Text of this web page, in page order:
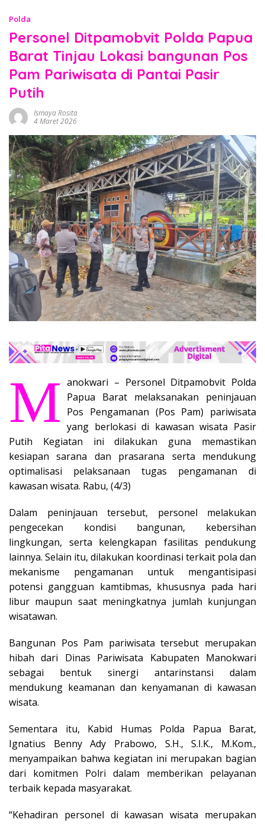
Polda
Personel Ditpamobvit Polda Papua
Barat Tinjau Lokasi bangunan Pos
Pam Pariwisata di Pantai Pasir
Putih
Ismaya Rosita
4 Maret 2026
M anokwari – Personel Ditpamobvit Polda
Papua Barat melaksanakan peninjauan
Pos Pengamanan (Pos Pam) pariwisata
yang berlokasi di kawasan wisata Pasir
Putih Kegiatan ini dilakukan guna memastikan
kesiapan sarana dan prasarana serta mendukung
optimalisasi pelaksanaan tugas pengamanan di
kawasan wisata. Rabu, (4/3)
Dalam peninjauan tersebut, personel melakukan
pengecekan kondisi bangunan, kebersihan
lingkungan, serta kelengkapan fasilitas pendukung
lainnya. Selain itu, dilakukan koordinasi terkait pola dan
mekanisme pengamanan untuk mengantisipasi
potensi gangguan kamtibmas, khususnya pada hari
libur maupun saat meningkatnya jumlah kunjungan
wisatawan.
Bangunan Pos Pam pariwisata tersebut merupakan
hibah dari Dinas Pariwisata Kabupaten Manokwari
sebagai bentuk sinergi antarinstansi dalam
mendukung keamanan dan kenyamanan di kawasan
wisata.
Sementara itu, Kabid Humas Polda Papua Barat,
Ignatius Benny Ady Prabowo, S.H., S.I.K., M.Kom.,
menyampaikan bahwa kegiatan ini merupakan bagian
dari komitmen Polri dalam memberikan pelayanan
terbaik kepada masyarakat.
“Kehadiran personel di kawasan wisata merupakan